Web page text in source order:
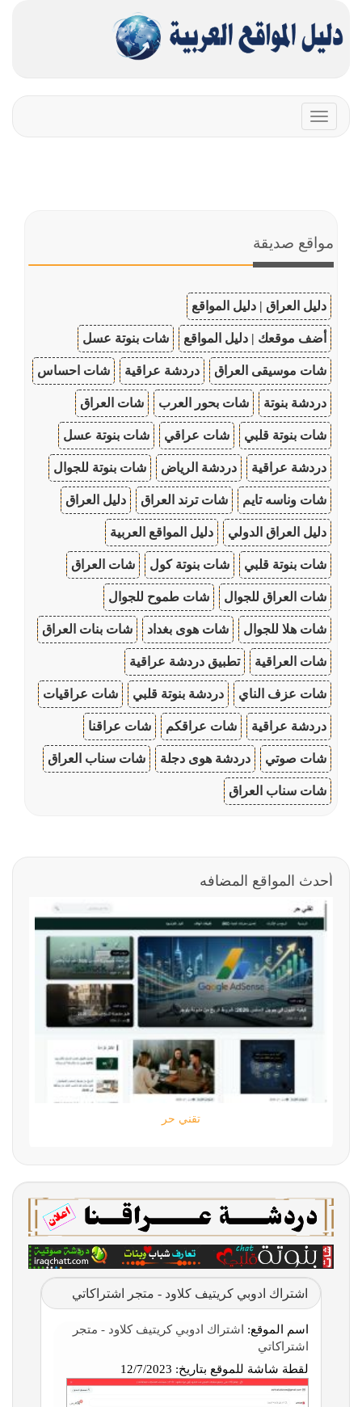
Toggle
navigation
مواقع صديقة
دليل العراق | دليل المواقع
أضف موقعك | دليل المواقع شات بنوتة عسل
شات موسيقى العراق دردشة عراقية شات احساس
دردشة بنوتة شات بحور العرب شات العراق
شات بنوتة قلبي شات عراقي شات بنوتة عسل
دردشة عراقية دردشة الرياض شات بنوتة للجوال
شات وناسه تايم شات ترند العراق دليل العراق
دليل العراق الدولي دليل المواقع العربية
شات بنوتة قلبي شات بنوتة كول شات العراق
شات العراق للجوال شات طموح للجوال
شات هلا للجوال شات هوى بغداد شات بنات العراق
شات العراقية تطبيق دردشة عراقية
شات عزف الناي دردشة بنوتة قلبي شات عراقيات
دردشة عراقية شات عراقكم شات عراقنا
شات صوتي دردشة هوى دجلة شات سناب العراق
شات سناب العراق
أحدث المواقع المضافه
تقني حر
اشتراك ادوبي كريتيف كلاود - متجر اشتراكاتي
اسم الموقع: اشتراك ادوبي كريتيف كلاود - متجر
اشتراكاتي
لقطة شاشة للموقع بتاريخ: